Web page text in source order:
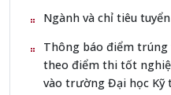
Ngành và chỉ tiêu
Thông báo điểm trúng
theo điểm thi tốt
vào trường Đại học Kỹ